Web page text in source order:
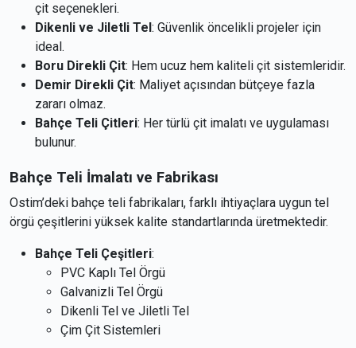
çit seçenekleri.
Dikenli ve Jiletli Tel : Güvenlik öncelikli projeler için
ideal.
Boru Direkli Çit: Hem ucuz hem kaliteli çit sistemleridir.
Demir Direkli Çit: Maliyet açısından bütçeye fazla
zararı olmaz.
Bahçe Teli Çitleri: Her türlü çit imalatı ve uygulaması
bulunur.
Bahçe Teli İmalatı ve Fabrikası
Ostim’deki bahçe teli fabrikaları, farklı ihtiyaçlara uygun tel
örgü çeşitlerini yüksek kalite standartlarında üretmektedir.
Bahçe Teli Çeşitleri:
PVC Kaplı Tel Örgü
Galvanizli Tel Örgü
Dikenli Tel ve Jiletli Tel
Çim Çit Sistemleri